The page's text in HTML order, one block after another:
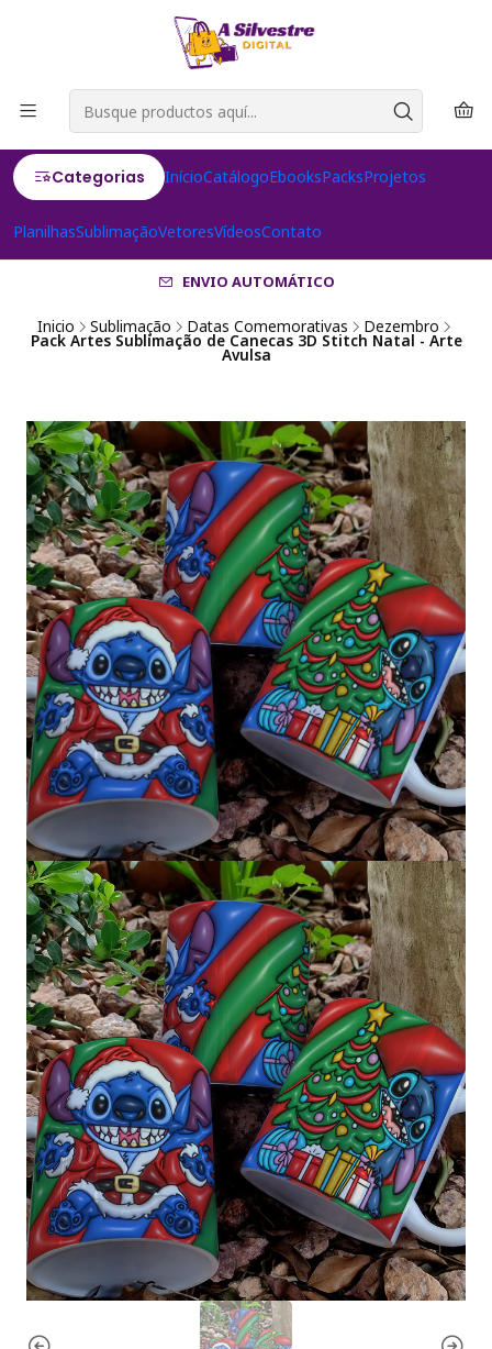
Categorias InícioCatálogoEbooksPacksProjetos
PlanilhasSublimaçãoVetoresVídeosContato
ENVIO AUTOMÁTICO
Inicio Sublimação Datas Comemorativas Dezembro
Pack Artes Sublimação de Canecas 3D Stitch Natal - Arte
Avulsa